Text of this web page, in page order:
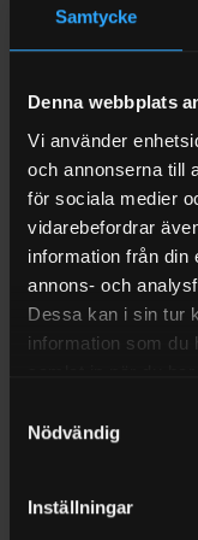
Samtycke
Denna webbplats
Vi använder
och annonserna till
för sociala medier
vidarebefordrar
information från din
annons- och
Dessa kan i sin tur
information som du
Nödvändig
Inställningar
pumphandtag i
fungerar för 200-liters
här produkten till ett
stationär
Fördelar med
portabelt
flöde på cirka
ansluts direkt till
smidig lösning
Detta ingår i paketet